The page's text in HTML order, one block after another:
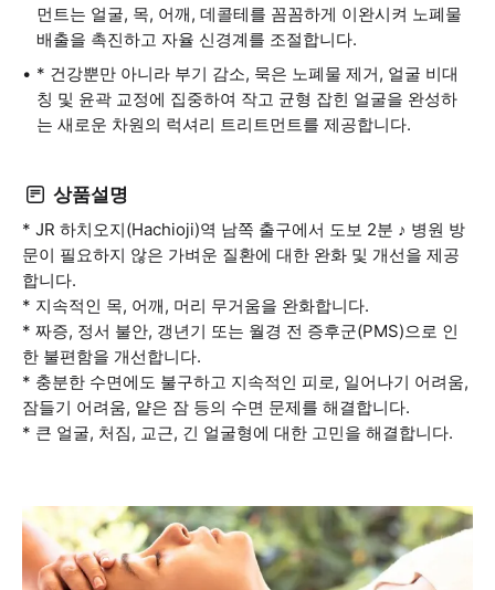
먼트는 얼굴, 목, 어깨, 데콜테를 꼼꼼하게 이완시켜 노폐물
배출을 촉진하고 자율 신경계를 조절합니다.
* 건강뿐만 아니라 부기 감소, 묵은 노폐물 제거, 얼굴 비대
칭 및 윤곽 교정에 집중하여 작고 균형 잡힌 얼굴을 완성하
는 새로운 차원의 럭셔리 트리트먼트를 제공합니다.
상품설명
* JR 하치오지(Hachioji)역 남쪽 출구에서 도보 2분 ♪ 병원 방
문이 필요하지 않은 가벼운 질환에 대한 완화 및 개선을 제공
합니다.
* 지속적인 목, 어깨, 머리 무거움을 완화합니다.
* 짜증, 정서 불안, 갱년기 또는 월경 전 증후군(PMS)으로 인
한 불편함을 개선합니다.
* 충분한 수면에도 불구하고 지속적인 피로, 일어나기 어려움,
잠들기 어려움, 얕은 잠 등의 수면 문제를 해결합니다.
* 큰 얼굴, 처짐, 교근, 긴 얼굴형에 대한 고민을 해결합니다.